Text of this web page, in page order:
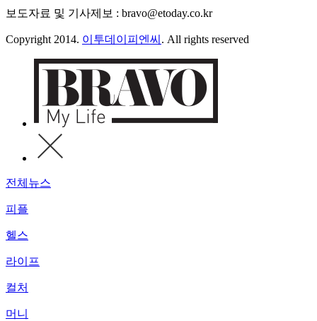
보도자료 및 기사제보 : bravo@etoday.co.kr
Copyright 2014. 이투데이피엔씨 . All rights reserved
전체뉴스
피플
헬스
라이프
컬처
머니